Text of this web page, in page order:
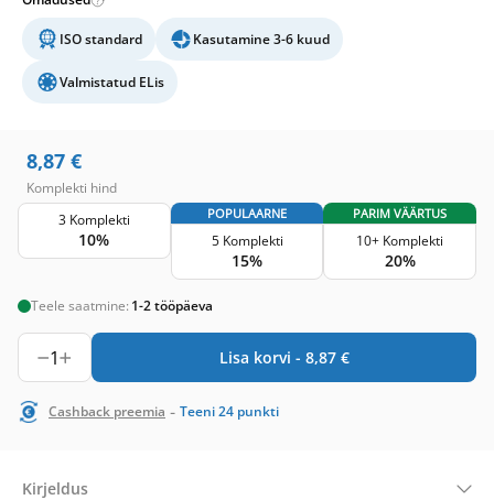
ISO standard Kasutamine 3-6 kuud
Valmistatud ELis
8,87 €
Komplekti hind
3 Komplekti
10%
POPULAARNE
5 Komplekti
15%
PARIM VÄÄRTUS
10+ Komplekti
20%
Teele saatmine: 1-2 tööpäeva
1 Lisa korvi - 8,87 €
Cashback preemia - Teeni24 punkti
Kirjeldus